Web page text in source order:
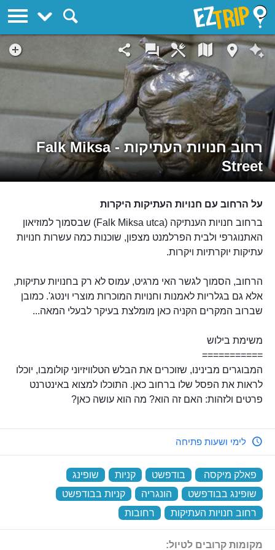
רחוב חנויות העתיקות - Falk Miksa
Street
על הרחוב עם חנויות העתיקות היקרות
ברחוב חנויות הענתיקה (Falk Miksa utca) שבסמוך למוזיאון
האתנוגרפי ולבית הפרלמנט מצפון, שוכנות כמה עשרות חנויות
עתיקות יוקרתיות ויקרות.
הרחוב, הסמוך לגשר האי מרגיט, עמוס לא רק בחנויות עתיקות,
אלא גם בגלריות לאמנות וחנויות המוכרות מוצרי וינטג'. כמובן
שברוב המקרים הקניה כאן מומלצת בעיקר לבעלי המאה...
משימת בילוש
===========
המבוגרים מבינינו, שזוכרים את הבלש הטלוויזיוני קולומבו, יוכלו
לראות את הפסל שלו ברחוב כאן. התוכלו למצוא באינטרנט
פרטים ולזהות: האם זה הוא? מה הוא עושה כאן?
לימי ושעות פתיחה
פאלק מיקסה בודפשט קניות שופינג
שופינג בבודפשט
הונגריה קניות בבודפשט
רחוב חנויות העתיקות
רחובות
מקומות קרובים לטיול:
EZTrip